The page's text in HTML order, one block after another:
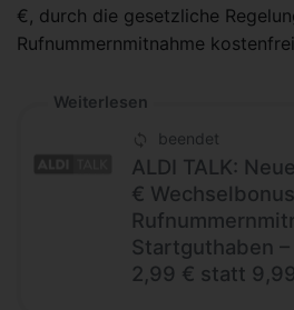
€, durch die gesetzliche
Rufnummernmitnahme
Weiterlesen
beendet
ALDI TALK:
€
Startguthaben
2,99 € statt